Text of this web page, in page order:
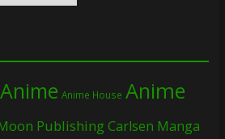
Anime Anime House Anime
PublishingCarlsen Manga